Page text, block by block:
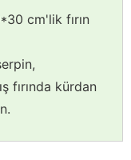
cm'lik fırın
fırında kürdan